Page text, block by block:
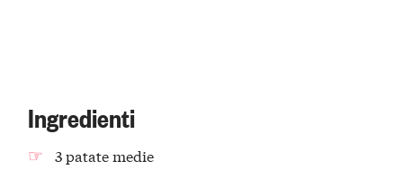
Ingredienti
3 patate medie